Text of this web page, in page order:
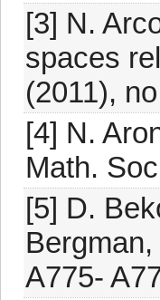
[3] N.
spaces
(2011),
[4] N.
Math.
[5] D.
A775-